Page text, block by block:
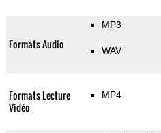
Formats Audio
MP3
WAV
Formats Lecture
Vidéo
MP4